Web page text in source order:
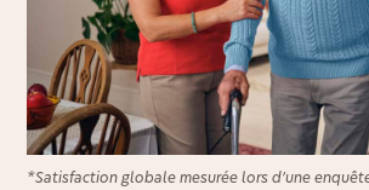
*Satisfaction globale mesurée lors d’une